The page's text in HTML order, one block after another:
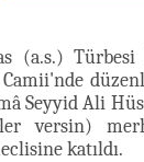
(a.s.)
Seyyid Ali
versin)
katıldı.